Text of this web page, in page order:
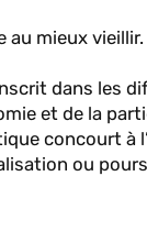
mieux
dans les
et de la
concourt à
ou